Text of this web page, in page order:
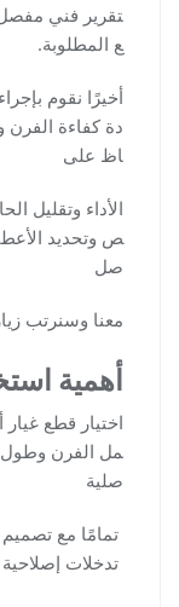
تقرير فني
ع المطلوبة.
أخيرًا نقوم
دة كفاءة الفرن
اظ على
الأداء وتقليل
ص وتحديد
صل
معنا وسنرتب
أهمية
اختيار قطع
مل الفرن وطول
صلية
تمامًا مع تصميم
تدخلات إصلاحية